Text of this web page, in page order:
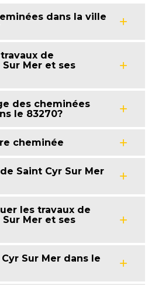
dans la ville
de
Mer et ses
des cheminées
le 83270?
cheminée
Saint Cyr Sur Mer
les travaux de
Mer et ses
Sur Mer dans le